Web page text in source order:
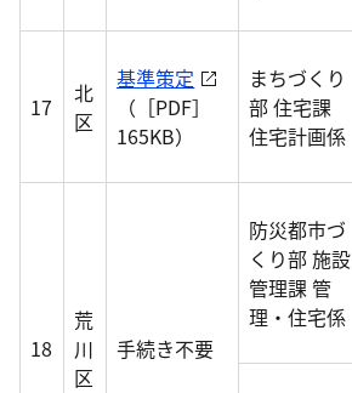
17
北
区
基準策定
（［PDF］
165KB）
まちづくり
部 住宅課
住宅計画係
18
荒
川
区
手続き不要
防災都市づ
くり部 施設
管理課 管
理・住宅係